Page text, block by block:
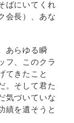
ばにいてくれ
会長）、あな
あらゆる瞬
フ、このクラ
てきたこと
。そして君た
気づいていな
績を遺そうと